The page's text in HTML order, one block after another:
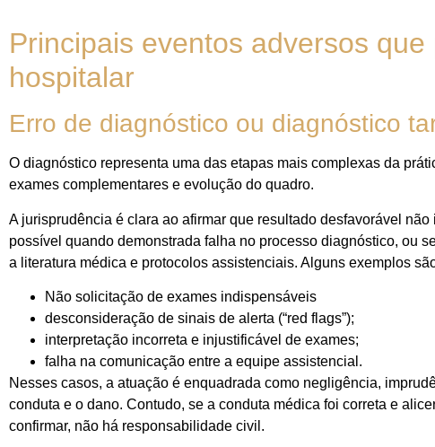
Principais eventos adversos
hospitalar
Erro de diagnóstico ou diagnóstico
O diagnóstico representa uma das etapas mais complexas da
exames complementares e evolução do quadro.
A jurisprudência é clara ao afirmar que resultado desfavorável
possível quando demonstrada falha no processo diagnóstico, ou
a literatura médica e protocolos assistenciais. Alguns exemplos
Não solicitação de exames indispensáveis
desconsideração de sinais de alerta (“red flags”);
interpretação incorreta e injustificável de exames;
falha na comunicação entre a equipe assistencial.
Nesses casos, a atuação é enquadrada como negligência,
conduta e o dano. Contudo, se a conduta médica foi correta e
confirmar, não há responsabilidade civil.